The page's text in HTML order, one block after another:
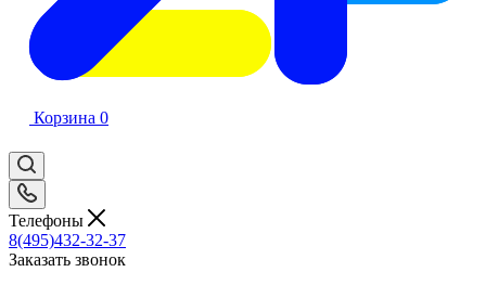
Корзина 0
Телефоны
8(495)432-32-37
Заказать звонок